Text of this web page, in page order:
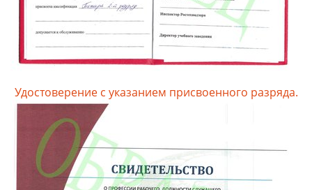
Удостоверение с указанием присвоенного разряда.